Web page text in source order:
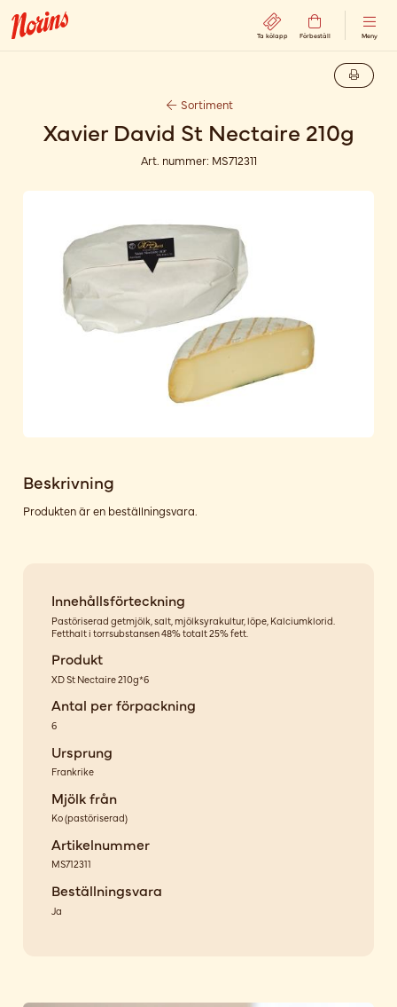
Ta kölapp Förbeställ Meny
Sortiment
Xavier David St Nectaire 210g
Art. nummer: MS712311
Beskrivning
Produkten är en beställningsvara.
Innehållsförteckning
Pastöriserad getmjölk, salt, mjölksyrakultur, löpe, Kalciumklorid.
Fetthalt i torrsubstansen 48% totalt 25% fett.
Produkt
XD St Nectaire 210g*6
Antal per förpackning
6
Ursprung
Frankrike
Mjölk från
Ko(pastöriserad)
Artikelnummer
MS712311
Beställningsvara
Ja